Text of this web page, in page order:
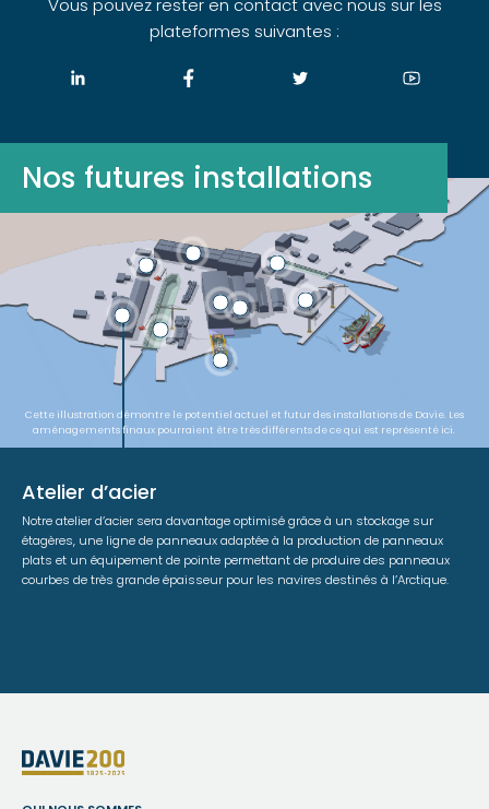
Vous pouvez rester en contact avec nous sur les
plateformes suivantes :
Nos futures installations
Atelier d’acier
Notre atelier d’acier sera davantage optimisé grâce à un stockage sur
étagères, une ligne de panneaux adaptée à la production de panneaux
plats et un équipement de pointe permettant de produire des panneaux
courbes de très grande épaisseur pour les navires destinés à l’Arctique.
Cette illustration démontre le potentiel actuel et futur des installations de Davie. Les
aménagements finaux pourraient être très différents de ce qui est représenté ici.